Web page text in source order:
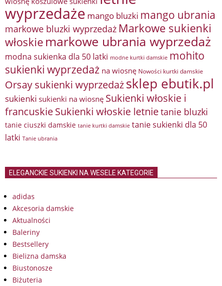
wyprzedaże mango bluzki mango ubrania
markowe bluzki wyprzedaż Markowe sukienki
włoskie markowe ubrania wyprzedaż
modna sukienka dla 50 latki modne kurtki damskie mohito
sukienki wyprzedaż na wiosnę Nowości kurtki damskie
Orsay sukienki wyprzedażsklep ebutik.pl
sukienki sukienki na wiosnę Sukienki włoskie i
francuskieSukienki włoskie letnietanie bluzki
tanie ciuszki damskie tanie kurtki damskie tanie sukienki dla 50
latki Tanie ubrania
ELEGANCKIE SUKIENKI NA WESELE KATEGORIE
adidas
Akcesoria damskie
Aktualności
Baleriny
Bestsellery
Bielizna damska
Biustonosze
Biżuteria